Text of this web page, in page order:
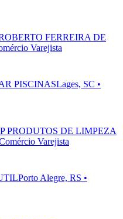
FERREIRA DE
Varejista
PISCINASLages, SC •
PRODUTOS DE LIMPEZA
Varejista
Porto Alegre, RS •